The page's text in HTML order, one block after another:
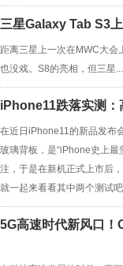
三星Galaxy Tab S3
距离三星上一次在MWC大
也没戏。S8的亮相，但三星
iPhone11跌落实测：
在近日iPhone11的新品发布
玻璃背板，是“iPhone史上最
注，于是在新机正式上市后
就一起来看看其中两个测试
5G高速时代新风口！